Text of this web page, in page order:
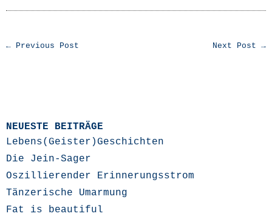
← Previous Post Next Post →
NEUESTE BEITRÄGE
Lebens(Geister)Geschichten
Die Jein-Sager
Oszillierender Erinnerungsstrom
Tänzerische Umarmung
Fat is beautiful